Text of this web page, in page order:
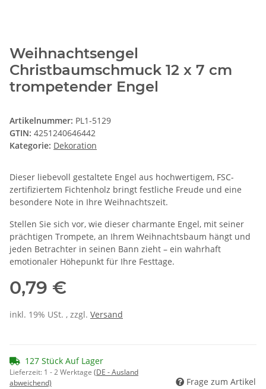
Weihnachtsengel
Christbaumschmuck 12 x 7 cm
trompetender Engel
Artikelnummer: PL1-5129
GTIN: 4251240646442
Kategorie: Dekoration
Dieser liebevoll gestaltete Engel aus hochwertigem, FSC-
zertifiziertem Fichtenholz bringt festliche Freude und eine
besondere Note in Ihre Weihnachtszeit.
Stellen Sie sich vor, wie dieser charmante Engel, mit seiner
prächtigen Trompete, an Ihrem Weihnachtsbaum hängt und
jeden Betrachter in seinen Bann zieht – ein wahrhaft
emotionaler Höhepunkt für Ihre Festtage.
0,79 €
inkl. 19% USt. , zzgl. Versand
127 Stück Auf Lager
Lieferzeit: 1 - 2 Werktage (DE - Ausland
abweichend)
Frage zum Artikel